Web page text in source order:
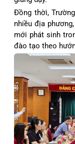
Đồng thời,
nhiều địa
mới phát sinh
đào tạo theo